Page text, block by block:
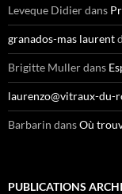
h
e
r
:
Leveque Didierdans
granados-mas laurent
Brigitte Mullerdans
laurenzo@vitraux-du-
Barbarin dansOù
PUBLICATIONS